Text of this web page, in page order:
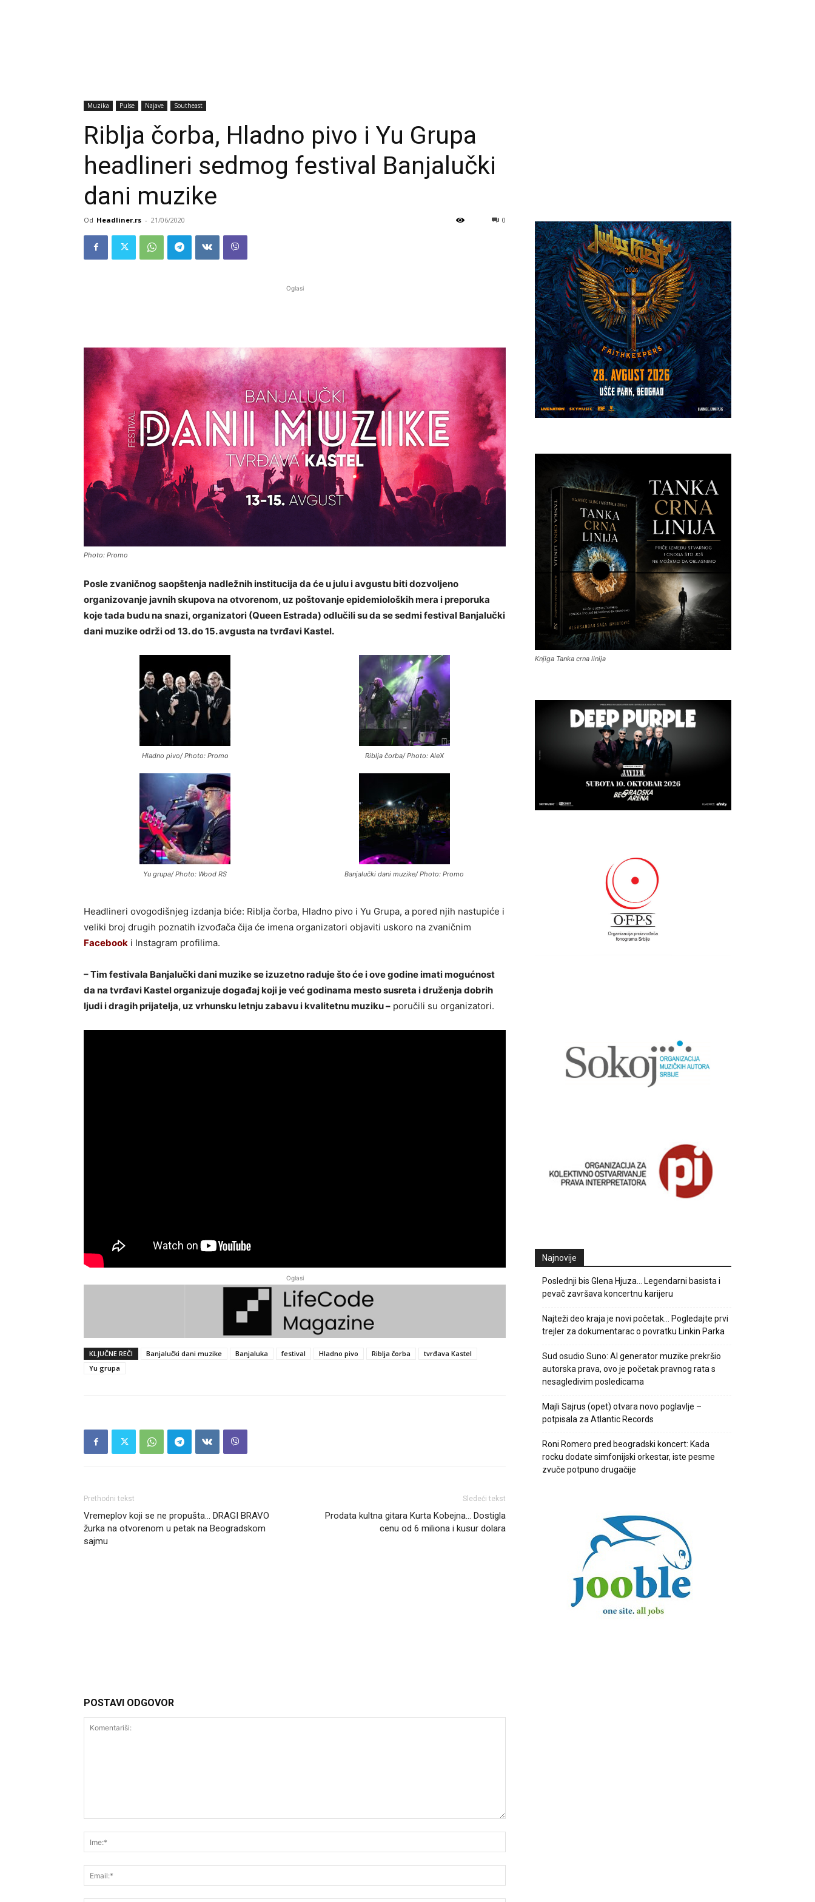
Muzika Pulse Najave Southeast
Riblja čorba, Hladno pivo i Yu Grupa
headlineri sedmog festival Banjalučki
dani muzike
Od Headliner.rs - 21/06/2020 0
Oglasi
Photo: Promo
Posle zvaničnog saopštenja nadležnih institucija da će u julu i avgustu biti dozvoljeno
organizovanje javnih skupova na otvorenom, uz poštovanje epidemioloških mera i preporuka
koje tada budu na snazi, organizatori (Queen Estrada) odlučili su da se sedmi festival Banjalučki
dani muzike održi od 13. do 15. avgusta na tvrđavi Kastel.
Hladno pivo/ Photo: Promo Riblja čorba/ Photo: AleX
Yu grupa/ Photo: Wood RS Banjalučki dani muzike/ Photo: Promo
Headlineri ovogodišnjeg izdanja biće: Riblja čorba, Hladno pivo i Yu Grupa, a pored njih nastupiće i
veliki broj drugih poznatih izvođača čija će imena organizatori objaviti uskoro na zvaničnim
Facebook i Instagram profilima.
– Tim festivala Banjalučki dani muzike se izuzetno raduje što će i ove godine imati mogućnost
da na tvrđavi Kastel organizuje događaj koji je već godinama mesto susreta i druženja dobrih
ljudi i dragih prijatelja, uz vrhunsku letnju zabavu i kvalitetnu muziku – poručili su organizatori.
Oglasi
KLJUČNE REČI Banjalučki dani muzike Banjaluka festival Hladno pivo Riblja čorba
tvrđava Kastel
Yu grupa
Prethodni tekst
Vremeplov koji se ne propušta… DRAGI BRAVO
žurka na otvorenom u petak na Beogradskom
sajmu
Sledeći tekst
Prodata kultna gitara Kurta Kobejna… Dostigla
cenu od 6 miliona i kusur dolara
POSTAVI ODGOVOR
Knjiga Tanka crna linija
Najnovije
Poslednji bis Glena Hjuza… Legendarni basista i
pevač završava koncertnu karijeru
Najteži deo kraja je novi početak… Pogledajte prvi
trejler za dokumentarac o povratku Linkin Parka
Sud osudio Suno: AI generator muzike prekršio
autorska prava, ovo je početak pravnog rata s
nesagledivim posledicama
Majli Sajrus (opet) otvara novo poglavlje –
potpisala za Atlantic Records
Roni Romero pred beogradski koncert: Kada
rocku dodate simfonijski orkestar, iste pesme
zvuče potpuno drugačije